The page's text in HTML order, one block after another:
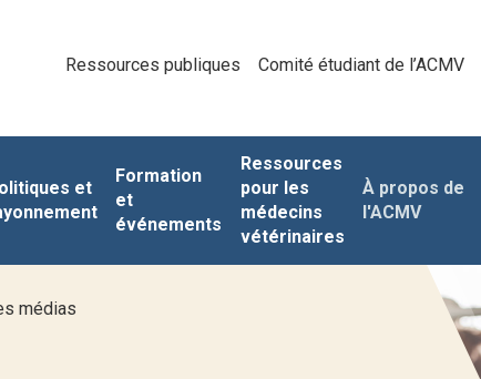
Ressources publiques Comité étudiant de l’ACMV
et
Formation
et
événements
Ressources
pour les
médecins
vétérinaires
À propos de
l'ACMV
médias